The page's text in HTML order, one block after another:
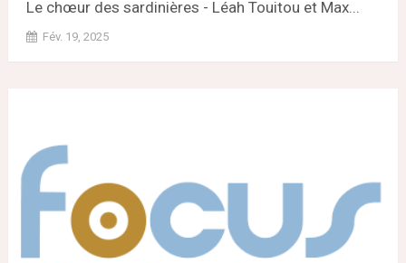
Le chœur des sardinières - Léah Touitou et Max...
Fév. 19, 2025